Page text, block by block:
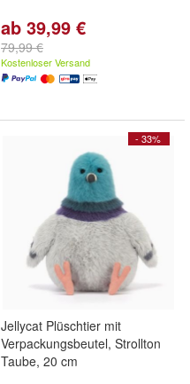
ab 39,99 €
79,99 €
Kostenloser Versand
- 33%
Jellycat Plüschtier mit
Verpackungsbeutel, Strollton
Taube, 20 cm